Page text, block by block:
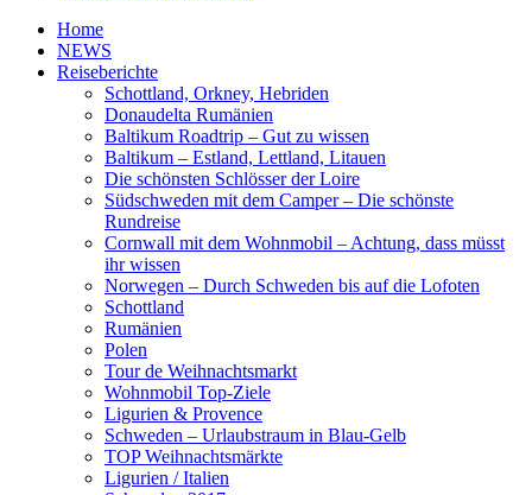
Home
NEWS
Reiseberichte
Schottland, Orkney, Hebriden
Donaudelta Rumänien
Baltikum Roadtrip – Gut zu wissen
Baltikum – Estland, Lettland, Litauen
Die schönsten Schlösser der Loire
Südschweden mit dem Camper – Die schönste
Rundreise
Cornwall mit dem Wohnmobil – Achtung, dass müsst
ihr wissen
Norwegen – Durch Schweden bis auf die Lofoten
Schottland
Rumänien
Polen
Tour de Weihnachtsmarkt
Wohnmobil Top-Ziele
Ligurien & Provence
Schweden – Urlaubstraum in Blau-Gelb
TOP Weihnachtsmärkte
Ligurien / Italien